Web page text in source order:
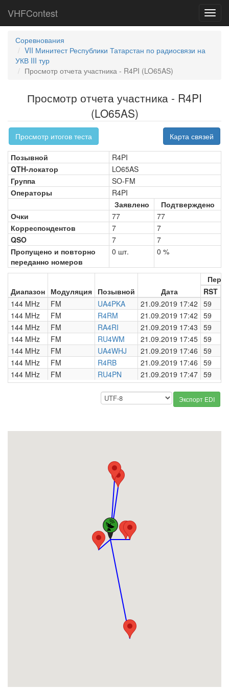
VHFContest
Соревнования
VII Минитест Республики Татарстан по радиосвязи на
УКВ III тур
Просмотр отчета участника - R4PI (LO65AS)
Просмотр отчета участника - R4PI
(LO65AS)
Просмотр итогов теста Карта связей
Позывной
R4PI
QTH-локатор
LO65AS
Группа
SO-FM
Операторы
R4PI
Заявлено
Подтверждено
Очки
77
77
Корреспондентов
7
7
QSO
7
7
Пропущено и повторно
переданно номеров
0 шт. 0 %
Диапазон Модуляция Позывной Дата
RST
144 MHz
FM UA4PKA 21.09.2019 17:42 59
144 MHz
FM R4RM 21.09.2019 17:42 59
144 MHz
FM RA4RI 21.09.2019 17:43 59
144 MHz
FM RU4WM 21.09.2019 17:45 59
144 MHz
FM UA4WHJ 21.09.2019 17:46 59
144 MHz
FM R4RB 21.09.2019 17:46 59
144 MHz
FM RU4PN 21.09.2019 17:47 59
Экспорт EDI